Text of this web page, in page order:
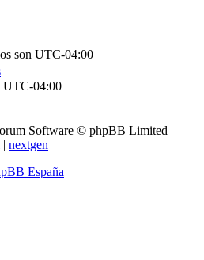
son UTC-04:00
UTC-04:00
Software © phpBB Limited
| nextgen
España